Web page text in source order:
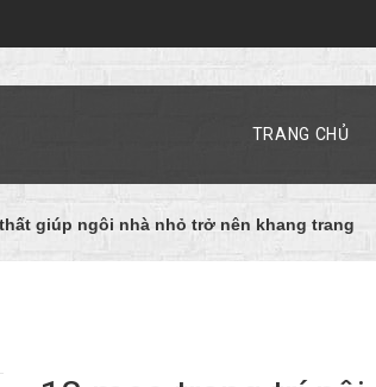
TRANG CHỦ
giúp ngôi nhà nhỏ trở nên khang trang